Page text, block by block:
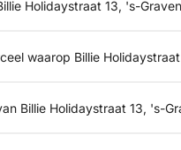
Holidaystraat 13, 's-
waarop Billie
Billie Holidaystraat 13, 's-